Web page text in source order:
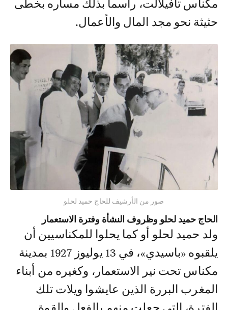
مكناس تافيلالت، راسما بذلك مساره بخطى
حثيثة نحو مجد المال والأعمال.
صور من الأرشيف للحاج حميد لحلو
الحاج حميد لحلو وظروف النشأة وفترة الاستعمار
ولد حميد لحلو أو كما يحلوا للمكناسيين أن
يلقبوه «باسيدي»، في 13 يوليوز 1927 بمدينة
مكناس تحت نير الاستعمار، وكغيره من أبناء
المغرب البررة الذين عايشوا ويلات تلك